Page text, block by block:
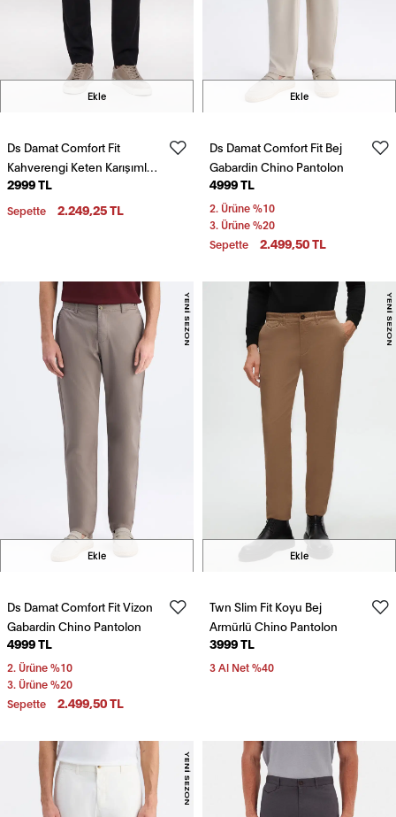
Ekle
Ds Damat Comfort Fit
Kahverengi Keten Karışımlı
Chino Pantolon
2999 TL
Sepette 2.249,25 TL
Ekle
Ds Damat Comfort Fit Bej
Gabardin Chino Pantolon
4999 TL
2. Ürüne %10
3. Ürüne %20
Sepette
2.499,50 TL
Ekle
Ds Damat Comfort Fit Vizon
Gabardin Chino Pantolon
4999 TL
2. Ürüne %10
3. Ürüne %20
Sepette
2.499,50 TL
Ekle
Twn Slim Fit Koyu Bej
Armürlü Chino Pantolon
3999 TL
3 Al Net %40